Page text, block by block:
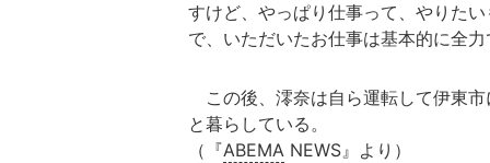
すけど、やっぱり仕事って、やりた
で、いただいたお仕事は基本的に全
この後、澪奈は自ら運転して伊東
と暮らしている。
（『ABEMA NEWS』より）